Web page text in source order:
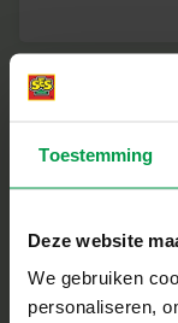
Toestemming
Deze website
We gebruiken
personaliseren,